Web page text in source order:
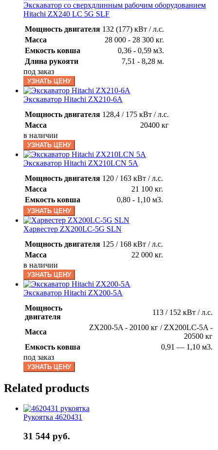
Экскаватор со сверхдлинным рабочим оборудованием
Hitachi ZX240 LC 5G SLF
Мощность двигателя 132 (177) кВт / л.с.
Масса
28 000 - 28 300 кг.
Емкость ковша
0,36 - 0,59 м3.
Длина рукояти
7,51 - 8,28 м.
под заказ
УЗНАТЬ ЦЕНУ
Экскаватор Hitachi ZX210-6A
Мощность двигателя 128,4 / 175 кВт / л.с.
Масса
20400 кг
в наличии
УЗНАТЬ ЦЕНУ
Экскаватор Hitachi ZX210LCN 5A
Мощность двигателя 120 / 163 кВт / л.с.
Масса
21 100 кг.
Емкость ковша
0,80 - 1,10 м3.
УЗНАТЬ ЦЕНУ
Харвестер ZX200LC-5G SLN
Мощность двигателя 125 / 168 кВт / л.с.
Масса
22 000 кг.
в наличии
УЗНАТЬ ЦЕНУ
Экскаватор Hitachi ZX200-5A
Мощность
двигателя
113 / 152 кВт / л.с.
Масса
ZX200-5A - 20100 кг / ZX200LC-5A -
20500 кг
Емкость ковша
0,91 — 1,10 м3.
под заказ
УЗНАТЬ ЦЕНУ
Related products
Рукоятка 4620431
31 544 руб.